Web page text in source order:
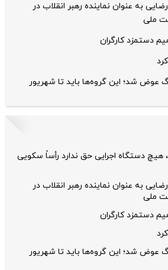
به عنوان نماینده رهبر انقلاب در
ملی
دستمزد کارگران
عوض شد؛ این گروه‌ها باید تا شهریور
هیچ دستگاه اجرایی حق ندارد رأساً سکویی
به عنوان نماینده رهبر انقلاب در
ملی
دستمزد کارگران
عوض شد؛ این گروه‌ها باید تا شهریور